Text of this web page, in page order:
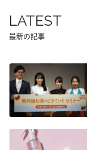
LATEST
最新の記事